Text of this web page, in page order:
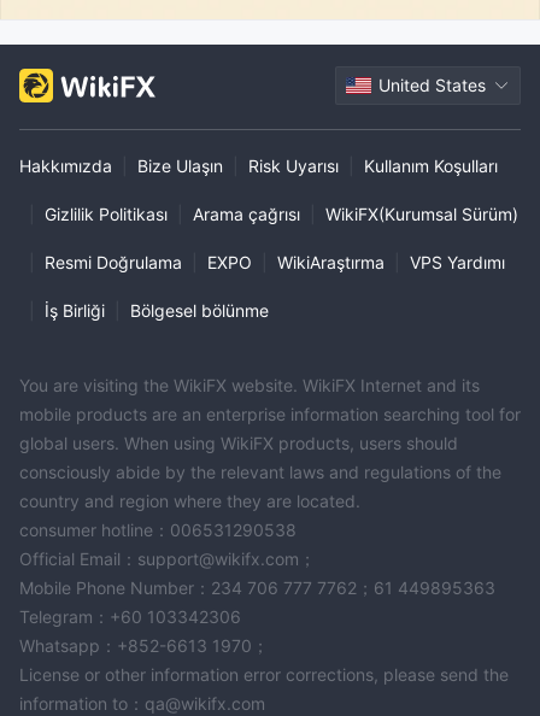
United States
Hakkımızda Bize Ulaşın Risk Uyarısı Kullanım Koşulları
Gizlilik Politikası Arama çağrısı WikiFX(Kurumsal Sürüm)
Resmi Doğrulama EXPO WikiAraştırma VPS Yardımı
İş Birliği Bölgesel bölünme
You are visiting the WikiFX website. WikiFX Internet and its
mobile products are an enterprise information searching tool for
global users. When using WikiFX products, users should
consciously abide by the relevant laws and regulations of the
country and region where they are located.
consumer hotline：006531290538
Official Email：support@wikifx.com；
Mobile Phone Number：234 706 777 7762；61 449895363
Telegram：+60 103342306
Whatsapp：+852-6613 1970；
License or other information error corrections, please send the
information to：qa@wikifx.com